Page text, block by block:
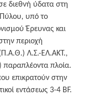
διεθνή ύδατα στη
Πύλου, υπό το
Έρευνας και
περιοχή
Λ.Σ.-ΕΛ.ΑΚΤ.,
παραπλέοντα πλοία.
επικρατούν στην
εντάσεως 3-4 BF.